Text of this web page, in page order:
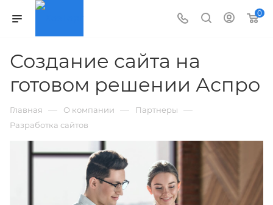
0
Создание сайта на
готовом решении Аспро
Главная — О компании — Партнеры —
Разработка сайтов